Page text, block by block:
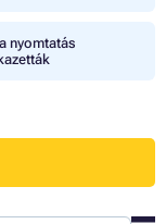
nyomtatás